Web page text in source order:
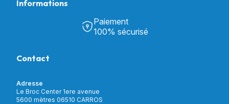
Puériculture
Incontinence
Soins & Diagnostic
Aide à la mobilité
Informations
Découvrir Univers Santé
Notre catalogue
Mon compte
Livraison et paiement
Paiement
100% sécurisé
Contact
Adresse
Le Broc Center 1ere avenue
5600 mètres 06510 CARROS